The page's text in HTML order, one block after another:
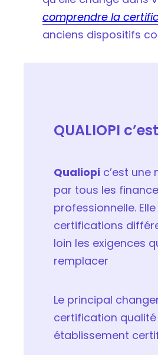
comprendre la
anciens dispositifs
QUALIOPI
Qualiopi c’est
par tous les
professionnelle.
certifications
loin les exigences
remplacer
Le principal
certification
établissement